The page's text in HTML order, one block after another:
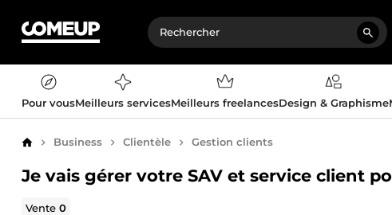
Pour vousMeilleurs servicesMeilleurs freelancesDesign & Graphisme
AccueilBusiness Clientèle Gestion clients
Je vais gérer votre SAV et service client
Vente0